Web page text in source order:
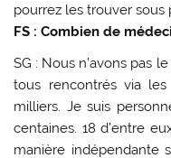
pourrez les trouver
FS : Combien de
SG : Nous n’avons pas
tous rencontrés via
milliers. Je suis
centaines. 18 d’entre
manière indépendante